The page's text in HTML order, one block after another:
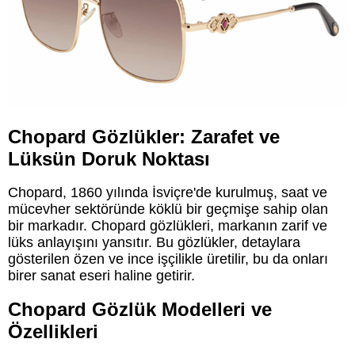
Chopard Gözlükler: Zarafet ve
Lüksün Doruk Noktası
Chopard, 1860 yılında İsviçre'de kurulmuş, saat ve
mücevher sektöründe köklü bir geçmişe sahip olan
bir markadır. Chopard gözlükleri, markanın zarif ve
lüks anlayışını yansıtır. Bu gözlükler, detaylara
gösterilen özen ve ince işçilikle üretilir, bu da onları
birer sanat eseri haline getirir.
Chopard Gözlük Modelleri ve
Özellikleri